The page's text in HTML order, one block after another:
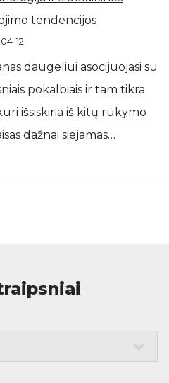
tendencijos
12
daugeliui asocijuojasi su
pokalbiais ir tam tikra
išsiskiria iš kitų rūkymo
dažnai siejamas…